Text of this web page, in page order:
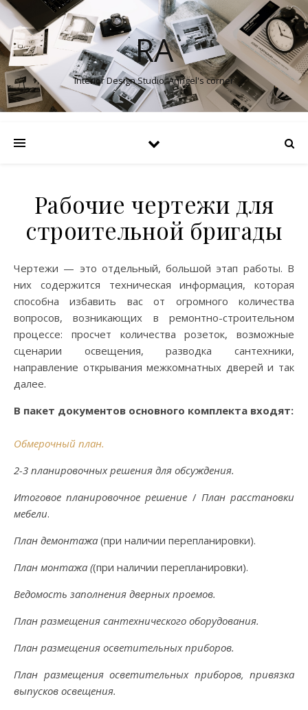
RA
Interior Design Studio. Anngel's corner
Рабочие чертежи для
строительной бригады
Чертежи — это отдельный, большой этап работы. В
них содержится техническая информация, которая
способна избавить вас от огромного количества
вопросов, возникающих в ремонтно-строительном
процессе: просчет количества розеток, возможные
сценарии освещения, разводка сантехники,
направление открывания межкомнатных дверей и так
далее.
В пакет документов основного комплекта входят:
Обмерочный план.
2-3 планировочных решения для обсуждения.
Итоговое планировочное решение / План расстановки
мебели.
План демонтажа (при наличии перепланировки).
План монтажа ((при наличии перепланировки).
Ведомость заполнения дверных проемов.
План размещения сантехнического оборудования.
План размещения осветительных приборов.
План размещения осветительных приборов, привязка
выпусков освещения.